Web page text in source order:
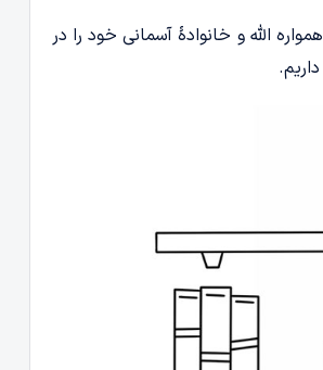
الله و خانوادۀ آسمانی خود را در